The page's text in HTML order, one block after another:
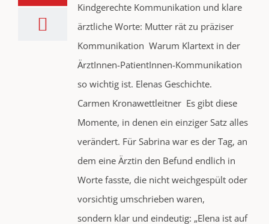
Kindgerechte Kommunikation und klare
ärztliche Worte: Mutter rät zu präziser
Kommunikation Warum Klartext in der
ÄrztInnen-PatientInnen-Kommunikation
so wichtig ist. Elenas Geschichte.
Carmen Kronawettleitner Es gibt diese
Momente, in denen ein einziger Satz alles
verändert. Für Sabrina war es der Tag, an
dem eine Ärztin den Befund endlich in
Worte fasste, die nicht weichgespült oder
vorsichtig umschrieben waren,
sondern klar und eindeutig: „Elena ist auf